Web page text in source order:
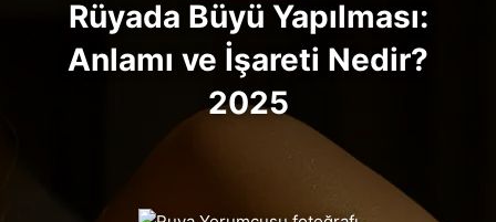
Rüyada Büyü Yapılması:
Anlamı ve İşareti Nedir?
2025